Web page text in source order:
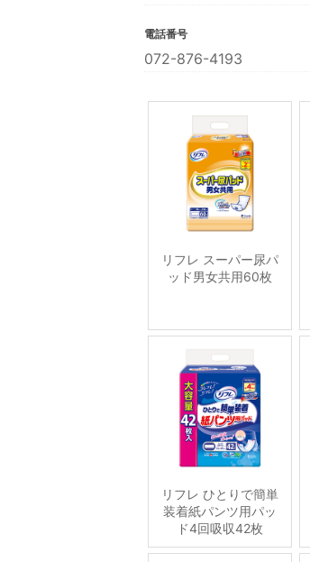
電話番号
072-876-4193
リフレ スーパー尿パ
ッド男女共用60枚
リフレ ひとりで簡単
装着紙パンツ用パッ
ド4回吸収42枚